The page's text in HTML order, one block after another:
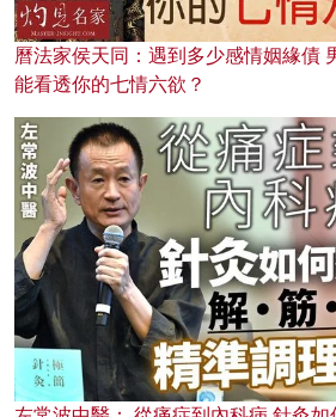
曆法家侯天同：遇到多少感情姻緣債
能看透你的七情六欲？